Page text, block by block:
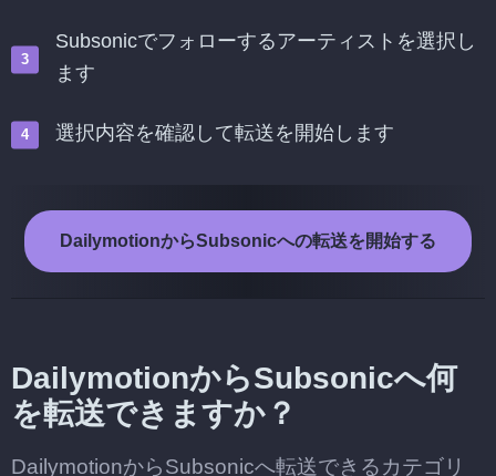
Subsonicでフォローするアーティストを選択し
ます
選択内容を確認して転送を開始します
DailymotionからSubsonicへの転送を開始する
DailymotionからSubsonicへ何
を転送できますか？
DailymotionからSubsonicへ転送できるカテゴリ